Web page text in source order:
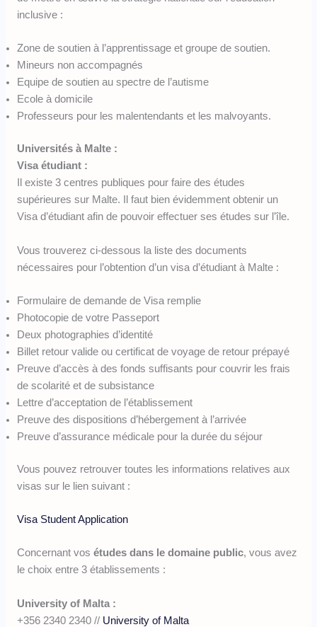
inclusive :
Zone de soutien à l’apprentissage et groupe de soutien.
Mineurs non accompagnés
Equipe de soutien au spectre de l’autisme
Ecole à domicile
Professeurs pour les malentendants et les malvoyants.
Universités à Malte :
Visa étudiant :
Il existe 3 centres publiques pour faire des études
supérieures sur Malte. Il faut bien évidemment obtenir un
Visa d’étudiant afin de pouvoir effectuer ses études sur l’île.
Vous trouverez ci-dessous la liste des documents
nécessaires pour l’obtention d’un visa d’étudiant à Malte :
Formulaire de demande de Visa remplie
Photocopie de votre Passeport
Deux photographies d’identité
Billet retour valide ou certificat de voyage de retour prépayé
Preuve d’accès à des fonds suffisants pour couvrir les frais
de scolarité et de subsistance
Lettre d’acceptation de l’établissement
Preuve des dispositions d’hébergement à l’arrivée
Preuve d’assurance médicale pour la durée du séjour
Vous pouvez retrouver toutes les informations relatives aux
visas sur le lien suivant :
Visa Student Application
Concernant vos études dans le domaine public, vous avez
le choix entre 3 établissements :
University of Malta :
+356 2340 2340 // University of Malta